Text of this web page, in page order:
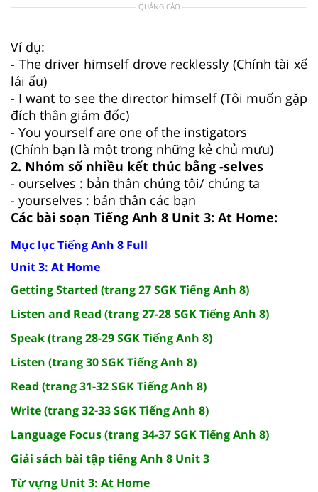
QUẢNG CÁO
Ví dụ:
- The driver himself drove recklessly (Chính tài xế
lái ẩu)
- I want to see the director himself (Tôi muốn gặp
đích thân giám đốc)
- You yourself are one of the instigators
(Chính bạn là một trong những kẻ chủ mưu)
2. Nhóm số nhiều kết thúc bằng -selves
- ourselves : bản thân chúng tôi/ chúng ta
- yourselves : bản thân các bạn
Các bài soạn Tiếng Anh 8 Unit 3: At Home:
Mục lục Tiếng Anh 8 Full
Unit 3: At Home
Getting Started (trang 27 SGK Tiếng Anh 8)
Listen and Read (trang 27-28 SGK Tiếng Anh 8)
Speak (trang 28-29 SGK Tiếng Anh 8)
Listen (trang 30 SGK Tiếng Anh 8)
Read (trang 31-32 SGK Tiếng Anh 8)
Write (trang 32-33 SGK Tiếng Anh 8)
Language Focus (trang 34-37 SGK Tiếng Anh 8)
Giải sách bài tập tiếng Anh 8 Unit 3
Từ vựng Unit 3: At Home